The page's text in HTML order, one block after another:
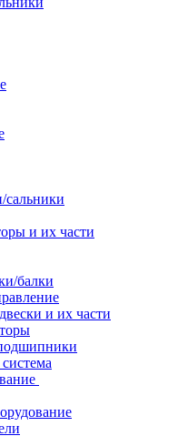
сальники
и их части
балки
и их части